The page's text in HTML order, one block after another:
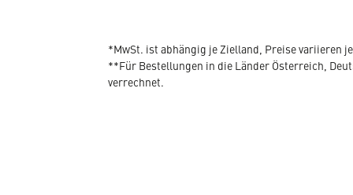
*MwSt. ist abhängig je Zielland, Preise variieren
**Für Bestellungen in die Länder Österreich,
verrechnet.